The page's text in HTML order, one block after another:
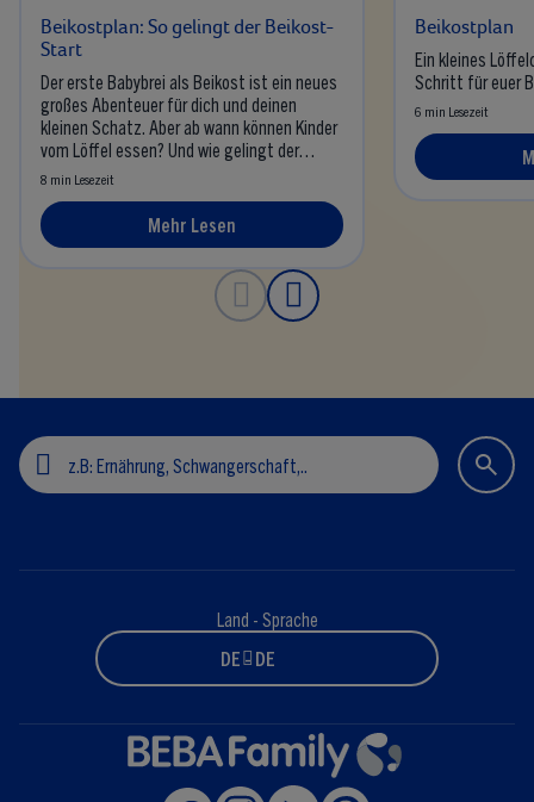
Beikostplan: So gelingt der Beikost-
Start
Der erste Babybrei als Beikost ist ein neues
großes Abenteuer für dich und deinen
kleinen Schatz. Aber ab wann können Kinder
vom Löffel essen? Und wie gelingt der
Beikoststart mit Brei?
8 min Lesezeit
Mehr Lesen
Beikostplan
Ein kleines
Schritt für euer
6 min Lesezeit
Land - Sprache
DE - DE